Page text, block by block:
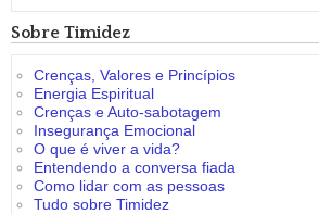
Sobre Timidez
Crenças, Valores e Princípios
Energia Espiritual
Crenças e Auto-sabotagem
Insegurança Emocional
O que é viver a vida?
Entendendo a conversa fiada
Como lidar com as pessoas
Tudo sobre Timidez